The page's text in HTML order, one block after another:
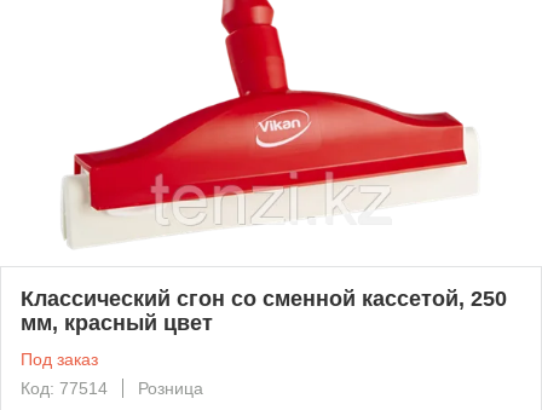
Классический сгон со сменной кассетой, 250
мм, красный цвет
Под заказ
Код: 77514
Розница